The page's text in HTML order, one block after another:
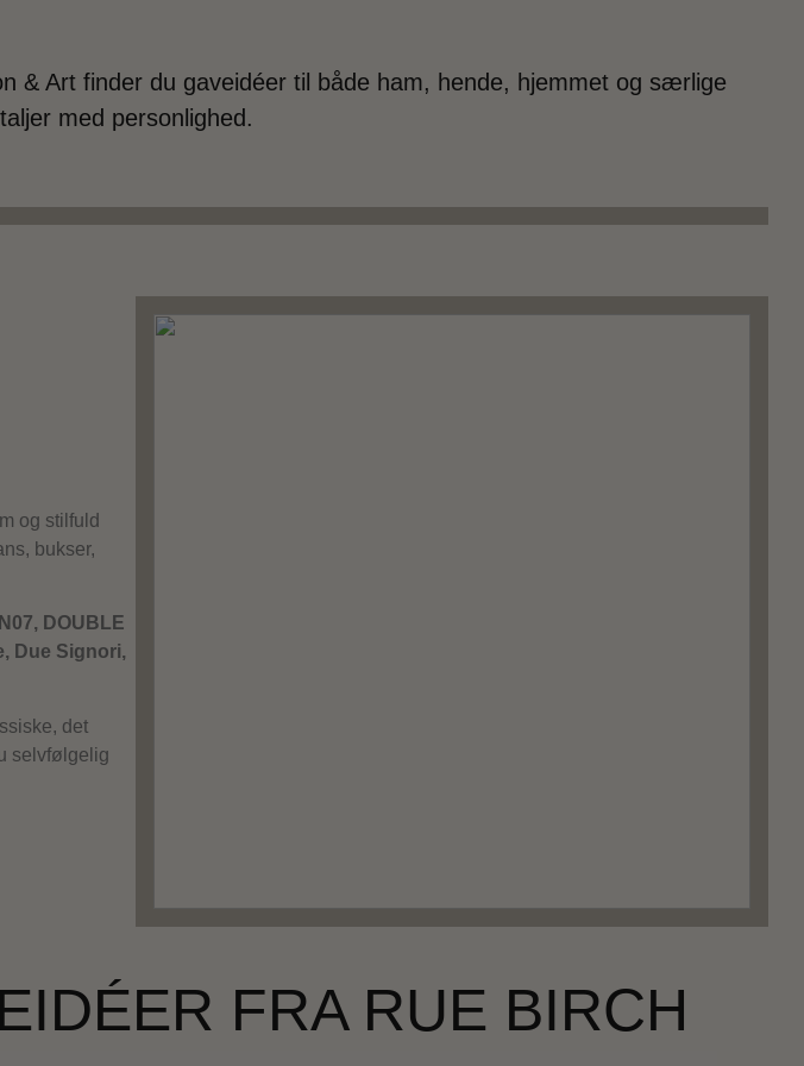
& Art finder du gaveidéer til både ham, hende, hjemmet og særlige
med personlighed.
og stilfuld
bukser,
DOUBLE
Due Signori,
det
selvfølgelig
FRA RUE BIRCH